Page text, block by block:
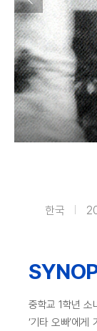
한국
중학교 1학년 소
‘기타 오빠’에